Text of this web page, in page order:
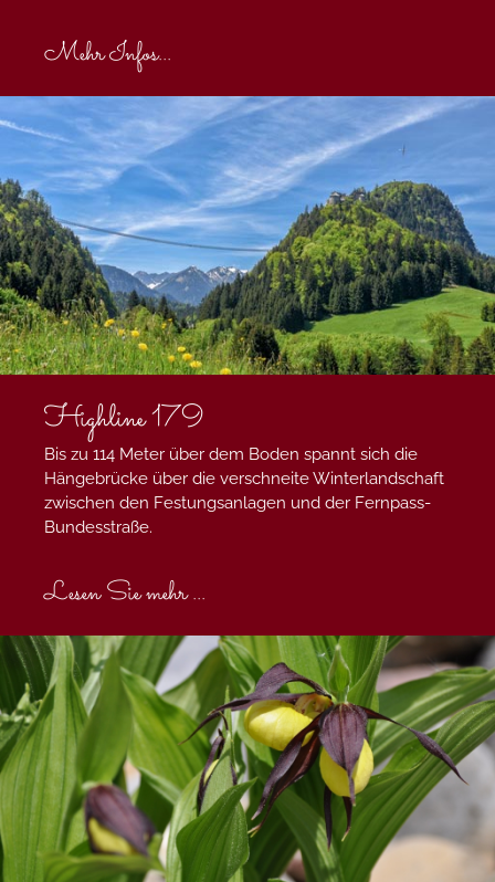
Mehr Infos...
Highline 179
Bis zu 114 Meter über dem Boden spannt sich die
Hängebrücke über die verschneite Winterlandschaft
zwischen den Festungsanlagen und der Fernpass-
Bundesstraße.
Lesen Sie mehr ...